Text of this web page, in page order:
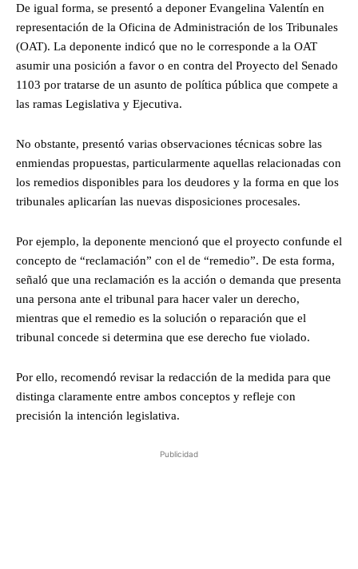
De igual forma, se presentó a deponer Evangelina Valentín en
representación de la Oficina de Administración de los Tribunales
(OAT). La deponente indicó que no le corresponde a la OAT
asumir una posición a favor o en contra del Proyecto del Senado
1103 por tratarse de un asunto de política pública que compete a
las ramas Legislativa y Ejecutiva.
No obstante, presentó varias observaciones técnicas sobre las
enmiendas propuestas, particularmente aquellas relacionadas con
los remedios disponibles para los deudores y la forma en que los
tribunales aplicarían las nuevas disposiciones procesales.
Por ejemplo, la deponente mencionó que el proyecto confunde el
concepto de “reclamación” con el de “remedio”. De esta forma,
señaló que una reclamación es la acción o demanda que presenta
una persona ante el tribunal para hacer valer un derecho,
mientras que el remedio es la solución o reparación que el
tribunal concede si determina que ese derecho fue violado.
Por ello, recomendó revisar la redacción de la medida para que
distinga claramente entre ambos conceptos y refleje con
precisión la intención legislativa.
Publicidad